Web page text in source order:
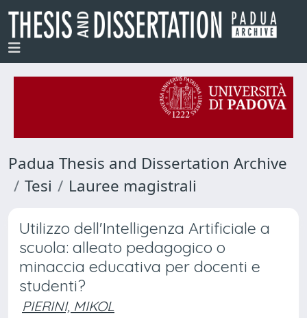
Padua Thesis and Dissertation Archive
Tesi
Lauree magistrali
Utilizzo dell'Intelligenza Artificiale a
scuola: alleato pedagogico o
minaccia educativa per docenti e
studenti?
PIERINI, MIKOL